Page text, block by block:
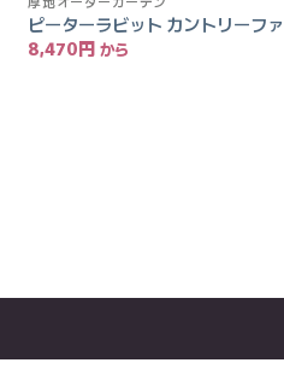
ピーターラビット カントリーフ
8,470円